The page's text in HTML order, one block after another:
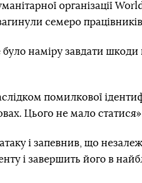
організації
семеро
наміру завдати шкоди
помилкової
Цього не мало
і запевнив, що
і завершить його в